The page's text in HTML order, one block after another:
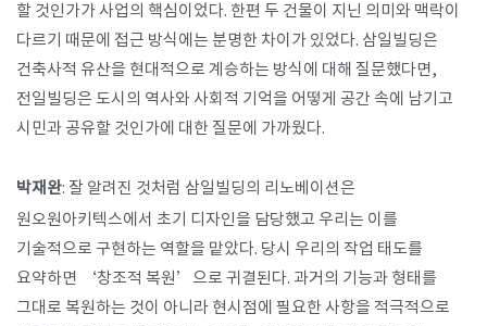
할 것인가가 사업의 핵심이었다. 한편 두 건물이 지닌 의미와 맥락이
다르기 때문에 접근 방식에는 분명한 차이가 있었다. 삼일빌딩은
건축사적 유산을 현대적으로 계승하는 방식에 대해 질문했다면,
전일빌딩은 도시의 역사와 사회적 기억을 어떻게 공간 속에 남기고
시민과 공유할 것인가에 대한 질문에 가까웠다.
박재완: 잘 알려진 것처럼 삼일빌딩의 리노베이션은
원오원아키텍스에서 초기 디자인을 담당했고 우리는 이를
기술적으로 구현하는 역할을 맡았다. 당시 우리의 작업 태도를
요약하면 ‘창조적 복원’으로 귀결된다. 과거의 기능과 형태를
그대로 복원하는 것이 아니라 현시점에 필요한 사항을 적극적으로